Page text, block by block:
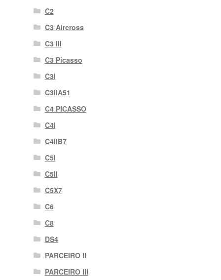
C2
C3 Aircross
C3 III
C3 Picasso
C3I
C3IIA51
C4 PICASSO
C4I
C4IIB7
C5I
C5II
C5X7
C6
C8
DS4
PARCEIRO II
PARCEIRO III